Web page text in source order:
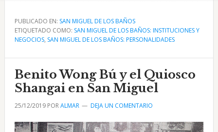
Hotel
Villaverde
en
San
Miguel
de
los
Baños
PUBLICADO EN: SAN MIGUEL DE LOS BAÑOS
ETIQUETADO COMO: SAN MIGUEL DE LOS BAÑOS: INSTITUCIONES Y
NEGOCIOS, SAN MIGUEL DE LOS BAÑOS: PERSONALIDADES
Benito Wong Bú y el Quiosco
Shangai en San Miguel
25/12/2019PORALMAR DEJA UN COMENTARIO